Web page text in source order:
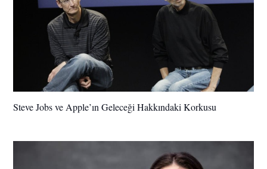
Steve Jobs ve Apple’ın Geleceği Hakkındaki Korkusu